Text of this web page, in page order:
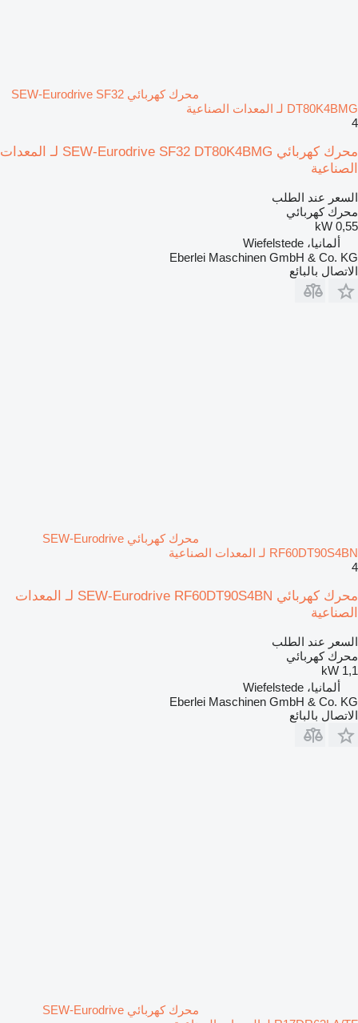
محرك كهربائي SEW-Eurodrive SF32
DT80K4BMG لـ المعدات الصناعية
4
محرك كهربائي SEW-Eurodrive SF32 DT80K4BMG لـ المعدات
الصناعية
السعر عند الطلب
محرك كهربائي
0,55 kW
ألمانيا، Wiefelstede
Eberlei Maschinen GmbH & Co. KG
الاتصال بالبائع
محرك كهربائي SEW-Eurodrive
RF60DT90S4BN لـ المعدات الصناعية
4
محرك كهربائي SEW-Eurodrive RF60DT90S4BN لـ المعدات
الصناعية
السعر عند الطلب
محرك كهربائي
1,1 kW
ألمانيا، Wiefelstede
Eberlei Maschinen GmbH & Co. KG
الاتصال بالبائع
محرك كهربائي SEW-Eurodrive